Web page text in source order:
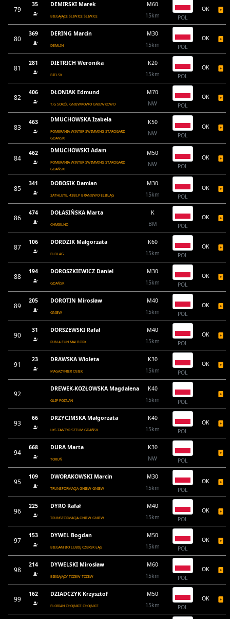
79
35 DEMIRSKI Marek
BIEGAJĄCE ŚLIWICE ŚLIWICE
M60
15km
POL
OK
80
369 DERING Marcin
DEMLIN
M30
15km
POL
OK
81
281 DIETRICH Weronika
BIELSK
K20
15km
POL
OK
82
406 DŁONIAK Edmund
T.G SOKÓŁ GNIEWKOWO GNIEWKOWO
M70
NW
POL
OK
83
463 DMUCHOWSKA Izabela
POMERANIA WINTER SWIMMING STAROGARD
GDANSKI
K50
NW
POL
OK
84
462 DMUCHOWSKI Adam
POMERANIA WINTER SWIMMING STAROGARD
GDAŃSKI
M50
NW
POL
OK
85
341 DOBOSIK Damian
3ATHLETE, 43BLP BRANIEWO ELBLĄG
M30
15km
POL
OK
86
474 DOŁASIŃSKA Marta
CHMIELNO
K
BM
POL
OK
87
106 DORDZIK Małgorzata
ELBLAG
K60
15km
POL
OK
88
194 DOROSZKIEWICZ Daniel
GDAŃSK
M30
15km
POL
OK
89
205 DOROTIN Mirosław
GNIEW
M40
15km
POL
OK
90
31 DORSZEWSKI Rafał
RUN 4 FUN MALBORK
M40
15km
POL
OK
91
23 DRAWSKA Wioleta
MAGAZYNIER OSIEK
K30
15km
POL
OK
92
DREWEK-KOZŁOWSKA Magdalena
GLIP POZNAŃ
K40
15km
POL
93
66 DRZYCIMSKA Małgorzata
LKS ZANTYR SZTUM GDAŃSK
K40
15km
POL
OK
94
668 DURA Marta
TORUŃ
K30
NW
POL
95
109 DWORAKOWSKI Marcin
TRUNSFORMACJA GNIEW GNIEW
M30
15km
POL
OK
96
225 DYRO Rafał
TRUNSFORMACJA GNIEW GNIEW
M40
15km
POL
OK
97
153 DYWEL Bogdan
BIEGAM BO LUBIĘ CZERSK ŁĄG
M50
15km
POL
OK
98
214 DYWELSKI Mirosław
BIEGAJĄCY TCZEW TCZEW
M60
15km
POL
OK
99
162 DZIADCZYK Krzysztof
FLORIAN CHOJNICE CHOJNICE
M50
15km
POL
OK